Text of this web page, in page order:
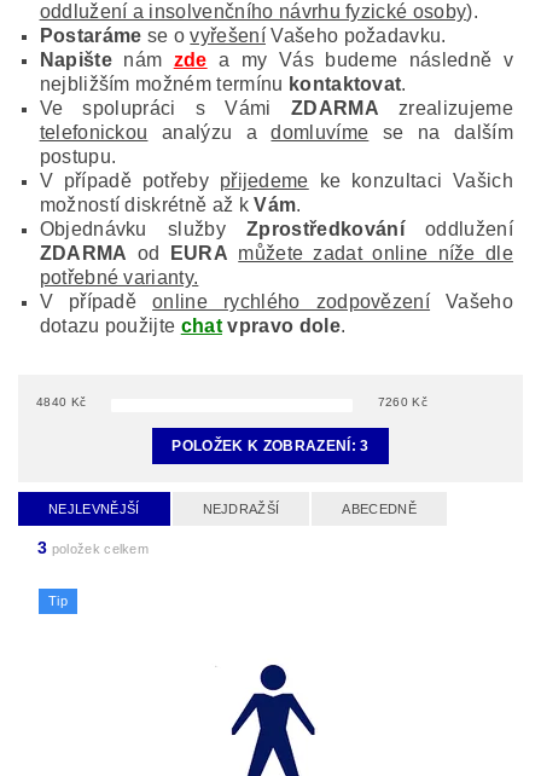
oddlužení a insolvenčního návrhu fyzické osoby).
Postaráme se ovyřešeníVašeho požadavku.
Napištenám zde a my Vás budeme následně v
nejbližším možném termínu kontaktovat.
Ve spolupráci s Vámi ZDARMA zrealizujeme
telefonickou analýzu adomluvíme se na dalším
postupu.
V případě potřeby přijedeme ke konzultaci Vašich
možností diskrétně až kVám.
Objednávku služby
Zprostředkováníoddlužení
ZDARMA od EURA můžete zadat online níže dle
potřebné varianty.
V případěonline rychlého zodpovězení Vašeho
dotazu použijte chatvpravo dole.
4840 Kč 7260 Kč
POLOŽEK K ZOBRAZENÍ:3
NEJLEVNĚJŠÍ NEJDRAŽŠÍ ABECEDNĚ
3 položek celkem
Tip